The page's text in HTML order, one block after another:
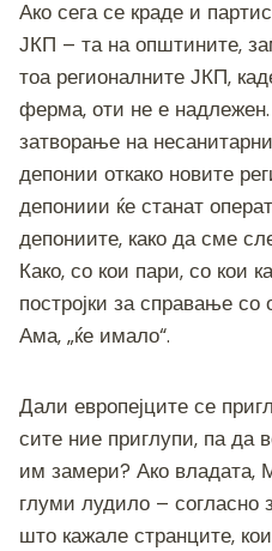
Ако сега се краде и
ЈКП – та на општините,
тоа регионалните ЈКП,
ферма, оти не е
затворање на
депонии откако новите
депониии ќе станат
депониите, како да сме
Како, со кои пари, со кои
постројки за справање со
Ама, „ќе имало“.
Дали европејците се
сите ние приглупи, па да
им замери? Ако
глуми лудило – согласно
што кажале странците,